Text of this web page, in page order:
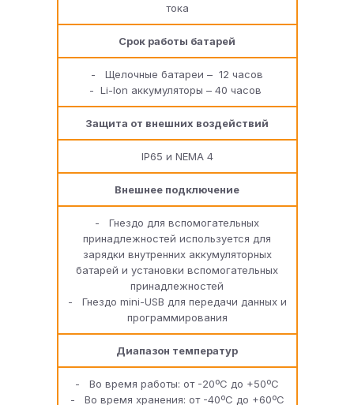
тока
Срок работы батарей
- Щелочные батареи – 12 часов
- Li-Ion аккумуляторы – 40 часов
Защита от внешних воздействий
IP65 и NEMA 4
Внешнее подключение
- Гнездо для вспомогательных
принадлежностей используется для
зарядки внутренних аккумуляторных
батарей и установки вспомогательных
принадлежностей
- Гнездо mini-USB для передачи данных и
программирования
Диапазон температур
- Во время работы: от -20ºC до +50ºC
- Во время хранения: от -40ºC до +60ºC